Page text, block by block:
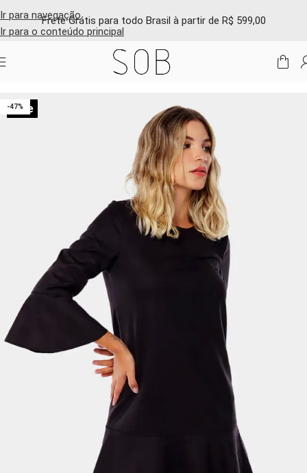
Ir para navegação
Ir para o conteúdo principal
Frete Grátis para todo Brasil à partir de R$ 599,00
Início Vestidos e macacões
-47%
Sale